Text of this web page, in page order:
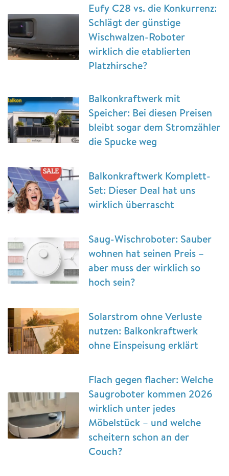
Eufy C28 vs. die Konkurrenz:
Schlägt der günstige
Wischwalzen-Roboter
wirklich die etablierten
Platzhirsche?
Balkonkraftwerk mit
Speicher: Bei diesen Preisen
bleibt sogar dem Stromzähler
die Spucke weg
Balkonkraftwerk Komplett-
Set: Dieser Deal hat uns
wirklich überrascht
Saug-Wischroboter: Sauber
wohnen hat seinen Preis –
aber muss der wirklich so
hoch sein?
Solarstrom ohne Verluste
nutzen: Balkonkraftwerk
ohne Einspeisung erklärt
Flach gegen flacher: Welche
Saugroboter kommen 2026
wirklich unter jedes
Möbelstück – und welche
scheitern schon an der
Couch?